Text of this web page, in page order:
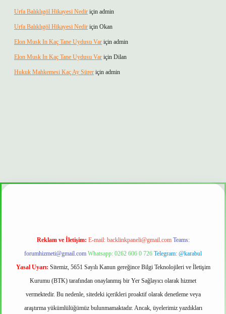
Urfa Balıklıgöl Hikayesi Nedir için admin
Urfa Balıklıgöl Hikayesi Nedir için Okan
Elon Musk In Kaç Tane Uydusu Var için admin
Elon Musk In Kaç Tane Uydusu Var için Dilan
Hukuk Mahkemesi Kaç Ay Sürer için admin
güvenilir mi
Reklam ve İletişim: E-mail: backlinkpaneli@gmail.com Teams:
forumhizmeti@gmail.com Whatsapp: 0262 606 0 726 Telegram: @karabul
Yasal Uyarı: Sitemiz, 5651 Sayılı Kanun gereğince Bilgi Teknolojileri ve İletişim
Kurumu (BTK) tarafından onaylanmış bir Yer Sağlayıcı olarak hizmet
vermektedir. Bu nedenle, sitedeki içerikleri proaktif olarak denetleme veya
araştırma yükümlülüğümüz bulunmamaktadır. Ancak, üyelerimiz yazdıkları